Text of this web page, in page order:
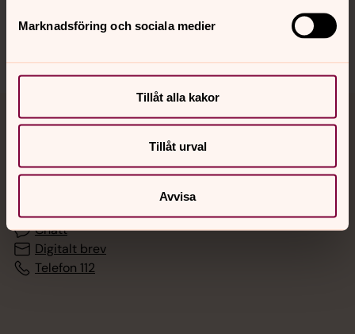
Marknadsföring och sociala medier
Tillåt alla kakor
Tillåt urval
Avvisa
Jourhavande präst
Akut samtals- och krisstöd. Prata eller chatta anonymt
Chatt
Digitalt brev
Telefon 112